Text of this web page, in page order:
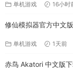
单机游戏 16小时
修仙模拟器官方中文
单机游戏 1天前
赤鸟 Akatori 中文版